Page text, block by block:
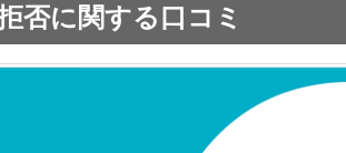
否に関する口コミ